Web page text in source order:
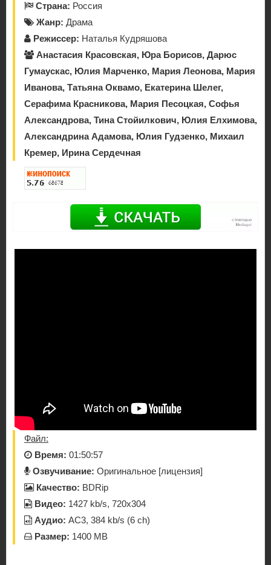
Страна: Россия
Жанр: Драма
Режиссер: Наталья Кудряшова
Анастасия Красовская, Юра Борисов, Дарюс
Гумаускас, Юлия Марченко, Мария Леонова, Мария
Иванова, Татьяна Оквамо, Екатерина Шелег,
Серафима Красникова, Мария Песоцкая, Софья
Александрова, Тина Стойилкович, Юлия Елхимова,
Александрина Адамова, Юлия Гудзенко, Михаил
Кремер, Ирина Сердечная
Файл:
Время: 01:50:57
Озвучивание: Оригинальное [лицензия]
Качество: BDRip
Видео: 1427 kb/s, 720x304
Аудио: AC3, 384 kb/s (6 ch)
Размер: 1400 MB